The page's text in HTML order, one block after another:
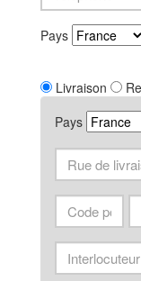
Pays
Livraison
Pays
Rue
de
Code
postal
Interlocuteur
sur